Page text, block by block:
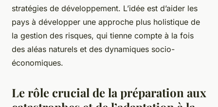
stratégies de développement. L’idée est d’aider les
pays à développer une approche plus holistique de
la gestion des risques, qui tienne compte à la fois
des aléas naturels et des dynamiques socio-
économiques.
Le rôle crucial de la préparation aux